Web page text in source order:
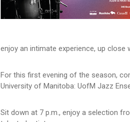
enjoy an intimate experience, up
For this first evening of the season,
University of Manitoba: UofM Jazz
Sit down at 7 p.m., enjoy a selection